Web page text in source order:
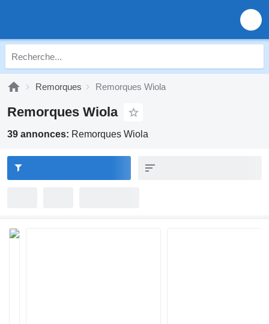
Remorques Remorques Wiola
Remorques Wiola
39 annonces: Remorques Wiola